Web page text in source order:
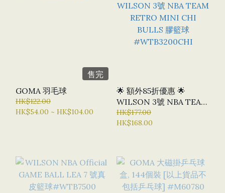
售完
GOMA 羽毛球
HK$122.00
HK$54.00 ~ HK$104.00
🌟 額外85折優惠 🌟
WILSON 3號 NBA TEAM
RETRO MINI CHI
BULLS 膠籃球
HK$177.00
HK$168.00